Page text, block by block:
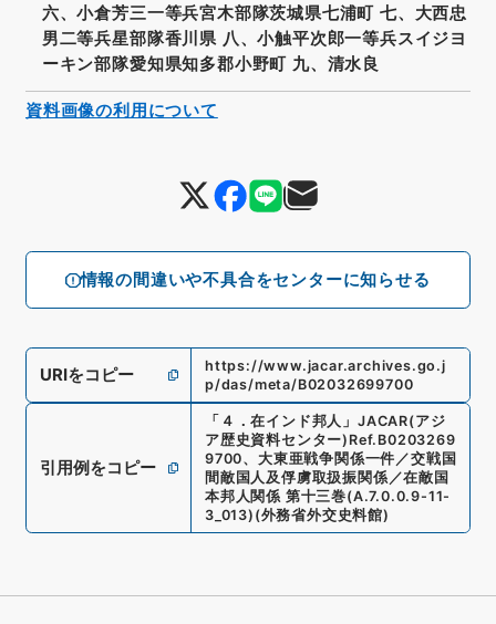
情報の間違いや不具合をセンターに知らせる
六、小倉芳三一等兵宮木部隊茨城県七浦町 七、大西忠
男二等兵星部隊香川県 八、小触平次郎一等兵スイジヨ
ーキン部隊愛知県知多郡小野町 九、清水良
URIをコピー
https://www.jacar.archives.go.j
p/das/meta/B02032699700
引用例をコピー
「 ４．在インド邦人 」 JACAR(アジ
ア歴史資料センター) Ref. B0203269
9700、 大東亜戦争関係一件／交戦国
間敵国人及俘虜取扱振関係／在敵国
本邦人関係 第十三巻(A.7.0.0.9-11-
3_013) (外務省外交史料館)
資料画像の利用について